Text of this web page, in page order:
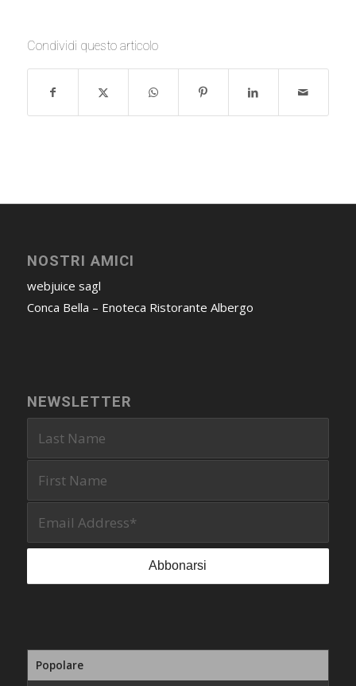
Condividi questo articolo
NOSTRI AMICI
webjuice sagl
Conca Bella – Enoteca Ristorante Albergo
NEWSLETTER
Popolare